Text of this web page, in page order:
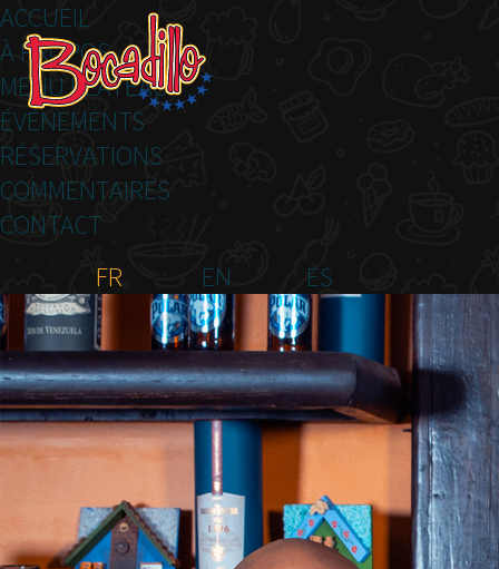
ACCUEIL
À PROPOS
MENU PLATEAU
ÉVÉNEMENTS
RÉSERVATIONS
COMMENTAIRES
CONTACT
FR
EN ES